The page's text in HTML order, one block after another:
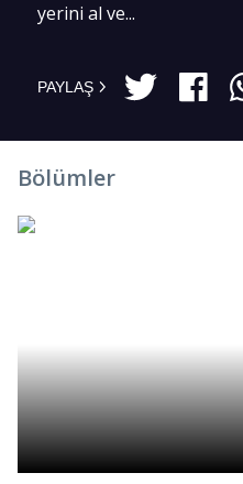
yerini al ve...
PAYLAŞ
Bölümler